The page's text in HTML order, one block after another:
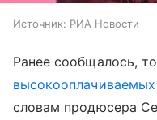
Источник: РИА Новости
Ранее сообщалось,
словам продюсера